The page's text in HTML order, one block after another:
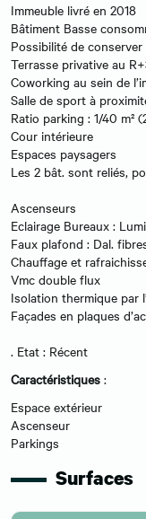
Immeuble livré en 2018
Bâtiment Basse
Possibilité de conserver
Terrasse privative au
Coworking au sein de
Salle de sport à
Ratio parking : 1/40 m²
Cour intérieure
Espaces paysagers
Les 2 bât. sont reliés,
Ascenseurs
Eclairage Bureaux :
Faux plafond : Dal.
Chauffage et
Vmc double flux
Isolation thermique par
Façades en plaques
. Etat : Récent
Caractéristiques :
Espace extérieur
Ascenseur
Parkings
Surfaces